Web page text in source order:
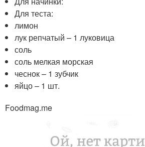
Для теста:
лимон
лук репчатый – 1 луковица
соль
соль мелкая морская
чеснок – 1 зубчик
яйцо – 1 шт.
Foodmag.me